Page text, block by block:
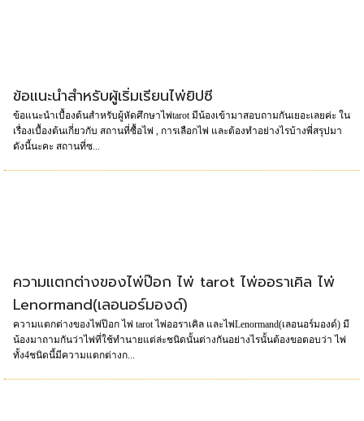
ข้อแนะนำสำหรับผู้เริ่มเรียนไพ่ยิปซี
ข้อแนะนำเบื้องต้นสำหรับผู้หัดศึกษาไพ่tarot มีน้องเข้ามาสอบถามกันเยอะเลยค่ะ ใน
เรื่องเบื้องต้นเกี่ยวกับ สถานที่ซื้อไพ่ , การเลือกไพ่ และต้องทำอย่างไรบ้างพี่สรุปมา
ดังนี้นะคะ สถานที่ซ...
ความแตกต่างของไพ่ป๊อก ไพ่ tarot ไพ่ออราเคิล ไพ่
Lenormand(เลอนอร์มองด์)
ความแตกต่างของไพ่ป๊อก ไพ่ tarot ไพ่ออราเคิล และไพ่Lenormand(เลอนอร์มองด์) มี
น้องมาถามกันว่าไพ่ที่ใช้ทำนายแต่ล่ะชนิดนั้นต่างกันอย่างไรนั้นต้องขอตอบว่า ไพ่
ทั้ง4ชนิดนี้มีความแตกต่างก...